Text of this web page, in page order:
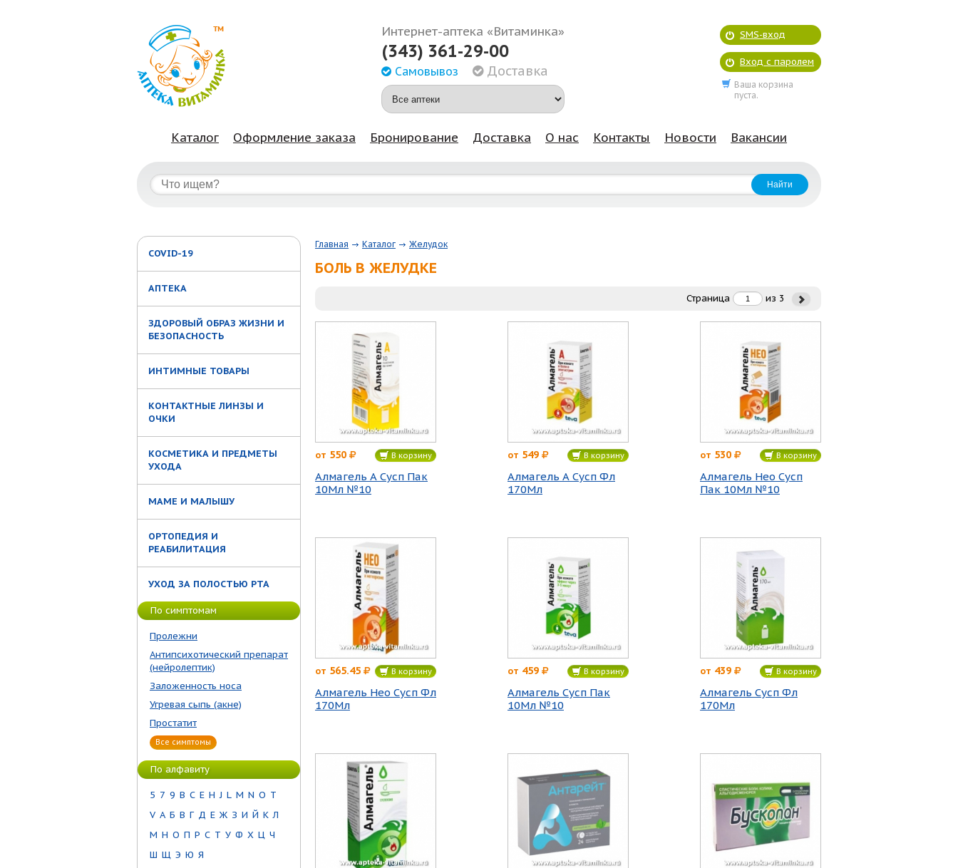
Интернет-аптека «Витаминка»
(343) 361-29-00
Самовывоз Доставка
SMS-вход
Вход с паролем
Ваша корзина
пуста.
Каталог Оформление заказа Бронирование Доставка О нас Контакты Новости Вакансии
COVID-19
АПТЕКА
ЗДОРОВЫЙ ОБРАЗ ЖИЗНИ И
БЕЗОПАСНОСТЬ
ИНТИМНЫЕ ТОВАРЫ
КОНТАКТНЫЕ ЛИНЗЫ И
ОЧКИ
КОСМЕТИКА И ПРЕДМЕТЫ
УХОДА
МАМЕ И МАЛЫШУ
ОРТОПЕДИЯ И
РЕАБИЛИТАЦИЯ
УХОД ЗА ПОЛОСТЬЮ РТА
По симптомам
Пролежни
Антипсихотический препарат
(нейролептик)
Заложенность носа
Угревая сыпь (акне)
Простатит
Все симптомы
По алфавиту
5 7 9 B C E H J L M N O T
V А Б В Г Д Е Ж З И Й К Л
М Н О П Р С Т У Ф Х Ц Ч
Ш Щ Э Ю Я
Главная Каталог Желудок
БОЛЬ В ЖЕЛУДКЕ
Страница из 3
от 550 В корзину
Алмагель А Сусп Пак
10Мл №10
от 549 В корзину
Алмагель А Сусп Фл
170Мл
от 530 В корзину
Алмагель Нео Сусп
Пак 10Мл №10
от 565.45 В корзину
Алмагель Нео Сусп Фл
170Мл
от 459 В корзину
Алмагель Сусп Пак
10Мл №10
от 439 В корзину
Алмагель Сусп Фл
170Мл